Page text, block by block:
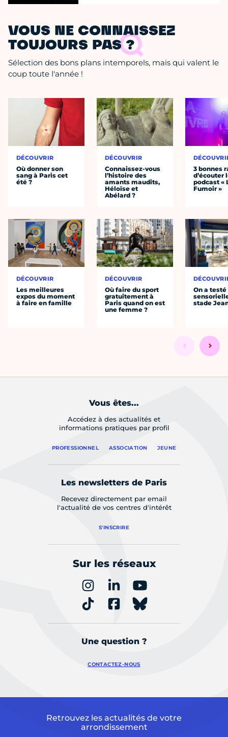
VOUS NE CONNAISSEZ
TOUJOURS PAS ?
Sélection des bons plans intemporels, mais qui valent le
coup toute l'année !
DÉCOUVRIR
Où donner son
sang à Paris cet
été ?
DÉCOUVRIR
Les meilleures
expos du moment
à faire en famille
DÉCOUVRIR
Connaissez-vous
l’histoire des
amants maudits,
Héloïse et
Abélard ?
DÉCOUVRIR
Où faire du sport
gratuitement à
Paris quand on est
une femme ?
3 bonnes
d’écouter
podcast «
Fumoir »
On a
stade
Vous êtes...
Accédez à des actualités et
informations pratiques par profil
PROFESSIONNEL ASSOCIATION JEUNE
Les newsletters de Paris
Recevez directement par email
l'actualité de vos centres d'intérêt
S'INSCRIRE
Sur les réseaux
Une question ?
CONTACTEZ-NOUS
Retrouvez les actualités de votre
arrondissement